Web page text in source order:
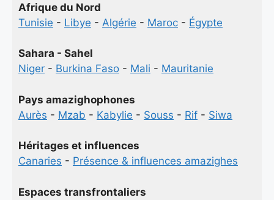
Afrique du Nord
Tunisie - Libye - Algérie - Maroc - Égypte
Sahara - Sahel
Niger - Burkina Faso - Mali - Mauritanie
Pays amazighophones
Aurès - Mzab - Kabylie - Souss - Rif - Siwa
Héritages et influences
Canaries - Présence & influences amazighes
Espaces transfrontaliers